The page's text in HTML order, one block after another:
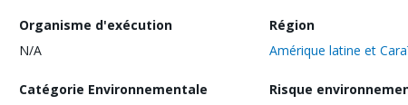
Organisme d'exécution
N/A
Région
Amérique latine et
Catégorie Environnementale
Risque